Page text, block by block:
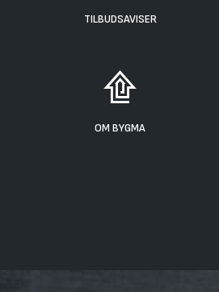
TILBUDSAVISER
OM BYGMA